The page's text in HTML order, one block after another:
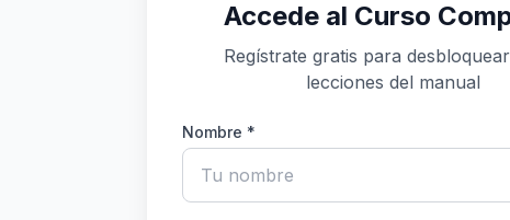
Accede al Curso
Regístrate gratis para
lecciones del manual
Nombre *